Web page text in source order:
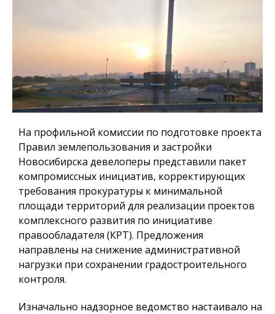
На профильной комиссии по подготовке проекта
Правил землепользования и застройки
Новосибирска девелоперы представили пакет
компромиссных инициатив, корректирующих
требования прокуратуры к минимальной
площади территорий для реализации проектов
комплексного развития по инициативе
правообладателя (КРТ). Предложения
направлены на снижение административной
нагрузки при сохранении градостроительного
контроля.
Изначально надзорное ведомство настаивало на